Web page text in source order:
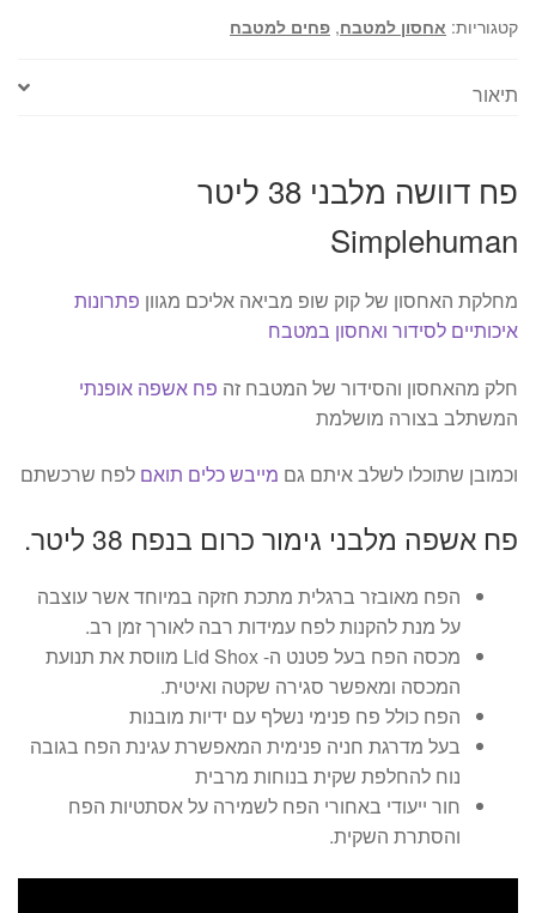
Simplehuman
קטגוריות: אחסון למטבח, פחים למטבח
תיאור
פח דוושה מלבני 38 ליטר
Simplehuman
מחלקת האחסון של קוק שופ מביאה אליכם מגוון פתרונות
איכותיים לסידור ואחסון במטבח
חלק מהאחסון והסידור של המטבח זה פח אשפה אופנתי
המשתלב בצורה מושלמת
וכמובן שתוכלו לשלב איתם גם מייבש כלים תואם לפח שרכשתם
פח אשפה מלבני גימור כרום בנפח 38 ליטר.
הפח מאובזר ברגלית מתכת חזקה במיוחד אשר עוצבה
על מנת להקנות לפח עמידות רבה לאורך זמן רב.
מכסה הפח בעל פטנט ה- Lid Shox מווסת את תנועת
המכסה ומאפשר סגירה שקטה ואיטית.
הפח כולל פח פנימי נשלף עם ידיות מובנות
בעל מדרגת חניה פנימית המאפשרת עגינת הפח בגובה
נוח להחלפת שקית בנוחות מרבית
חור ייעודי באחורי הפח לשמירה על אסתטיות הפח
והסתרת השקית.